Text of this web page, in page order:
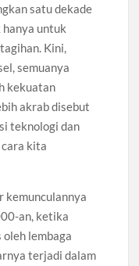
satu dekade
untuk
Kini,
semuanya
kekuatan
akrab disebut
teknologi dan
cara kita
kemunculannya
an, ketika
lembaga
terjadi dalam